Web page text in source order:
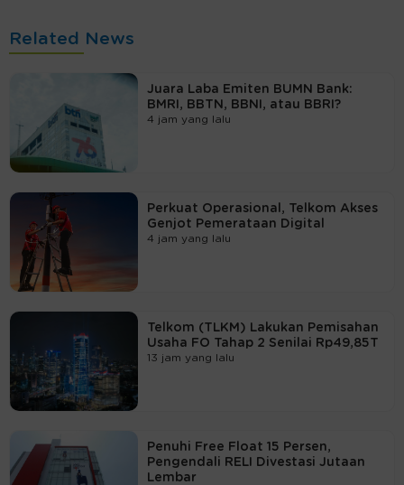
Related News
Juara Laba Emiten BUMN Bank:
BMRI, BBTN, BBNI, atau BBRI?
4 jam yang lalu
Perkuat Operasional, Telkom Akses
Genjot Pemerataan Digital
4 jam yang lalu
Telkom (TLKM) Lakukan Pemisahan
Usaha FO Tahap 2 Senilai Rp49,85T
13 jam yang lalu
Penuhi Free Float 15 Persen,
Pengendali RELI Divestasi Jutaan
Lembar